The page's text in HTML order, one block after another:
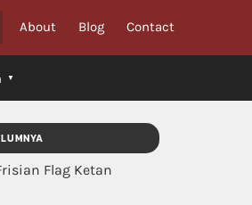
About Blog Contact
Flag Ketan